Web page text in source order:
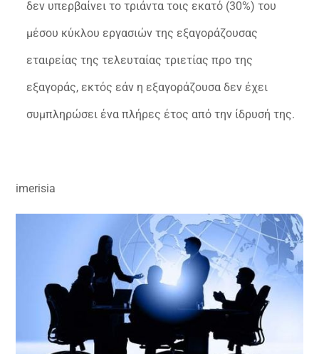
δεν υπερβαίνει το τριάντα τοις εκατό (30%) του
μέσου κύκλου εργασιών της εξαγοράζουσας
εταιρείας της τελευταίας τριετίας προ της
εξαγοράς, εκτός εάν η εξαγοράζουσα δεν έχει
συμπληρώσει ένα πλήρες έτος από την ίδρυσή της.
imerisia